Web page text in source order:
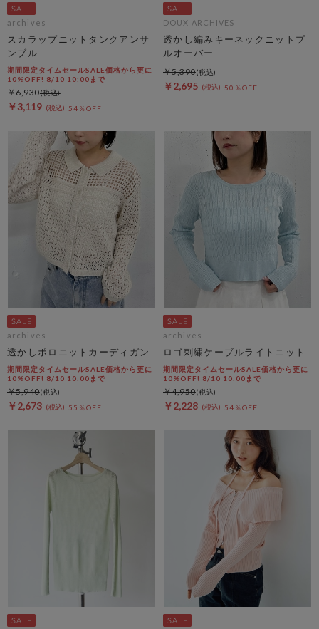
archives
スカラップニットタンクアンサ
ンブル
期間限定タイムセールSALE価格から更に
10%OFF! 8/10 10:00まで
￥3,119 54％OFF
￥6,930
DOUX ARCHIVES
透かし編みキーネックニットプ
ルオーバー
￥2,695 50％OFF
￥5,390
archives
透かしポロニットカーディガン
期間限定タイムセールSALE価格から更に
10%OFF! 8/10 10:00まで
￥2,673 55％OFF
￥5,940
archives
ロゴ刺繍ケーブルライトニット
期間限定タイムセールSALE価格から更に
10%OFF! 8/10 10:00まで
￥2,228 54％OFF
￥4,950